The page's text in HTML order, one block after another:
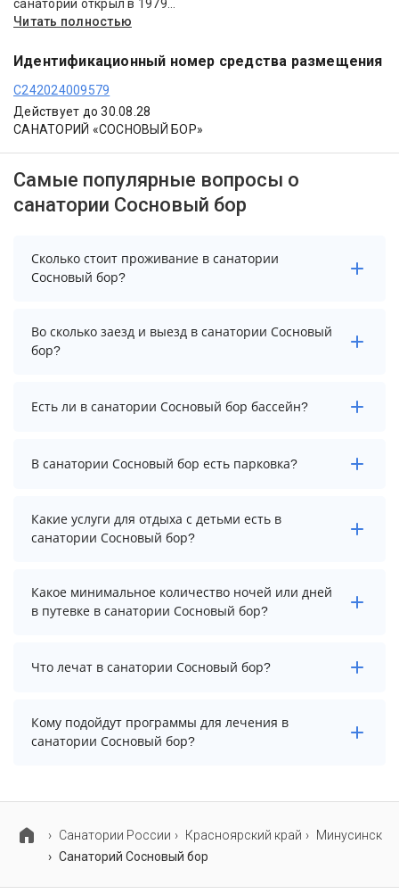
санаторий открыл в 1979...
Читать полностью
Идентификационный номер средства размещения
С242024009579
Действует до 30.08.28
САНАТОРИЙ «СОСНОВЫЙ БОР»
Самые популярные вопросы о
санатории Сосновый бор
Сколько стоит проживание в санатории
Сосновый бор?
Стоимость проживания в санатории Сосновый бор
начинается от 4440 рублей. Чтобы увидеть
Во сколько заезд и выезд в санатории Сосновый
бор?
Заезд возможен после 13:00, а выезд необходимо
осуществить до 10:00.
Есть ли в санатории Сосновый бор бассейн?
В санатории Сосновый бор есть крытый бассейн .
В санатории Сосновый бор есть парковка?
В санатории Сосновый бор есть парковка, уточните
информацию перед бронированием у менеджера,
Какие услуги для отдыха с детьми есть в
санатории Сосновый бор?
Для детей в санатории Сосновый бор работает
анимационный персонал, детская площадка и
Какое минимальное количество ночей или дней
в путевке в санатории Сосновый бор?
Минимальный срок путевки зависит от выбранного
тарифа. Для тарифа с лечением рекомендуем
Что лечат в санатории Сосновый бор?
Основные профили лечения в санатории: язва
желудка, опорно-двигательный аппарат и органы
Кому подойдут программы для лечения в
санатории Сосновый бор?
пенсионеров.
Cанатории России Красноярский край
Минусинск
Санаторий Сосновый бор